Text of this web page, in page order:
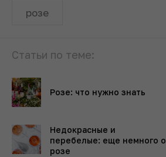
розе
Статьи по теме:
Розе: что нужно знать
Недокрасные и
перебелые: еще немного о
розе